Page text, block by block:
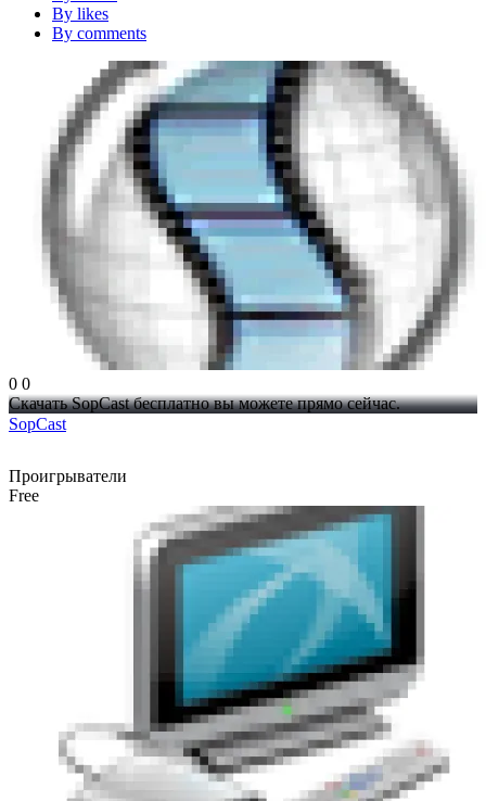
By likes
By comments
0 0
Скачать SopCast бесплатно вы можете прямо сейчас.
SopCast
Проигрыватели
Free